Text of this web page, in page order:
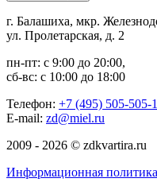
г. Балашиха, мкр.
ул. Пролетарская, д. 2
пн-пт: с 9:00 до 20:00,
сб-вс: с 10:00 до 18:00
Телефон: +7 (495) 505-505-1
E-mail: zd@miel.ru
2009 - 2026 © zdkvartira.ru
Информационная политика